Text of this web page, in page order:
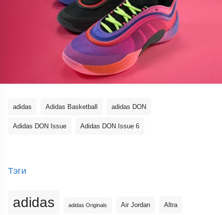
adidas Adidas Basketball adidas DON
Adidas DON Issue Adidas DON Issue 6
Тэги
adidas adidas Originals Air Jordan Altra